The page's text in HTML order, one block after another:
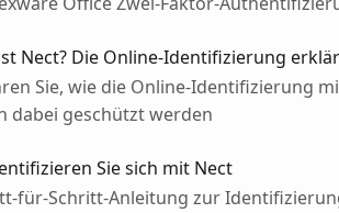
Nect? Die Online-Identifizierung
Sie, wie die Online-Identifizierung
dabei geschützt werden
Sie sich mit Nect
für-Schritt-Anleitung zur